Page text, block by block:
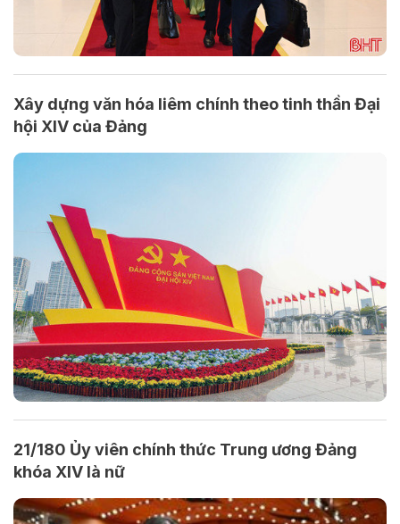
Xây dựng văn hóa liêm chính theo tinh thần Đại
hội XIV của Đảng
21/180 Ủy viên chính thức Trung ương Đảng
khóa XIV là nữ